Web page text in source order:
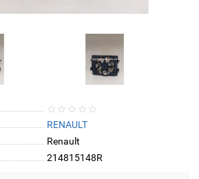
RENAULT
Renault
214815148R